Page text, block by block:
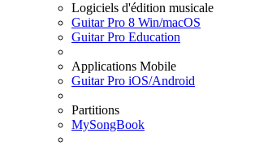
Logiciels d'édition musicale
Guitar Pro 8 Win/macOS
Guitar Pro Education
Applications Mobile
Guitar Pro iOS/Android
Partitions
MySongBook